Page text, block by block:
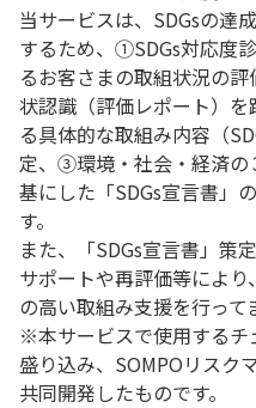
当サービスは、SDGsの達
するため、①SDGs対応度
るお客さまの取組状況の
状認識（評価レポート）
る具体的な取組み内容（
定、③環境・社会・経済の
基にした「SDGs宣言書」
す。
また、「SDGs宣言書」策
サポートや再評価等によ
の高い取組み支援を行って
※本サービスで使用するチ
盛り込み、SOMPOリスク
共同開発したものです。